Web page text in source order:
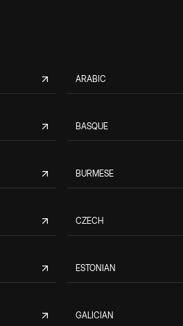
ARABIC
BASQUE
BURMESE
CZECH
ESTONIAN
GALICIAN